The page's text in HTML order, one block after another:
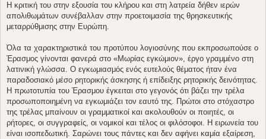
Η κριτική του στην εξουσία του κλήρου και στη λατρεία δήθεν ιερών
απολιθωμάτων συνέβαλλαν στην προετοιμασία της θρησκευτικής
μεταρρύθμισης στην Ευρώπη.
Όλα τα χαρακτηριστικά του προτύπου λογιοσύνης που εκπροσωπούσε ο
Έρασμος γίνονται φανερά στο «Μωρίας εγκώμιον», έργο γραμμένο στη
λατινική γλώσσα. Ο εγκωμιασμός ενός ευτελούς θέματος ήταν ένα
παραδοσιακό μέσο ρητορικής άσκησης ή επίδειξης ρητορικής δεινότητας.
Η πρωτοτυπία του Έρασμου έγκειται στο γεγονός ότι βάζει την τρέλα
προσωποποιημένη να εγκωμιάζει τον εαυτό της. Πρώτοι στο στόχαστρο
της τρέλας μπαίνουν οι γραμματικοί και ακολουθούν οι ποιητές, οι
ρήτορες, οι συγγραφείς, οι νομικοί και τέλος οι φιλόσοφοι. Η ειρωνεία του
είναι ισοπεδωτική. Σαρώνει τους πάντες και δεν αφήνει καμία εξαίρεση,